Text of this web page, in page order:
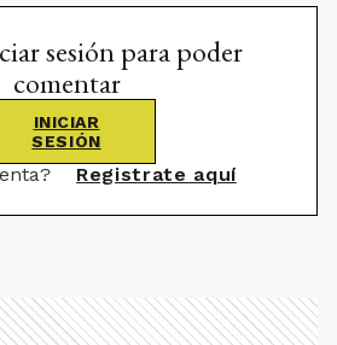
sesión para poder
comentar
INICIAR
SESIÓN
Registrate aquí